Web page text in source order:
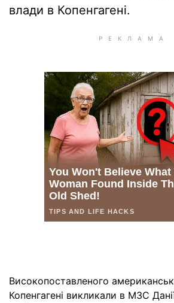
влади в Копенгагені.
Високопоставленого
Копенгагені викликали в МЗС